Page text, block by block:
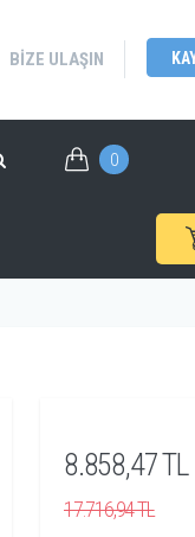
BIZE ULAŞIN
0
8.858,47 TL
17.716,94 TL